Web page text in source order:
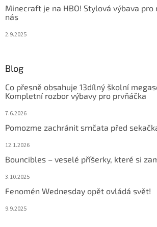
Minecraft je na HBO! Stylová výbava pro
nás
2.9.2025
Blog
Co přesně obsahuje 13dílný školní
Kompletní rozbor výbavy pro prvňáčka
7.6.2026
Pomozme zachránit srnčata před
12.1.2026
Bouncibles – veselé příšerky, které si
3.10.2025
Fenomén Wednesday opět ovládá svět!
9.9.2025